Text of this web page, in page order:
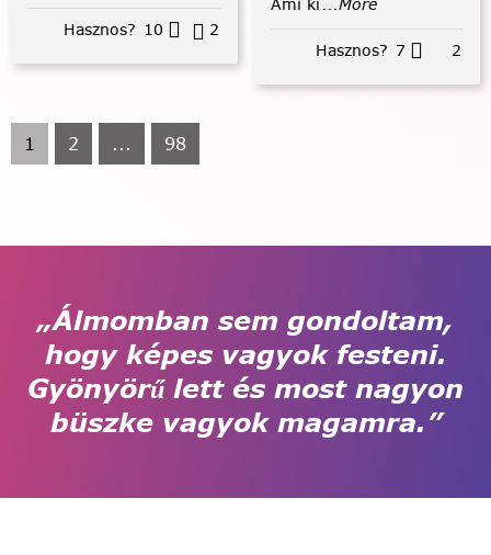
Hasznos? 10 2
Hasznos? 7 2
1 2 ... 98
„Álmomban sem gondoltam,
hogy képes vagyok festeni.
Gyönyörű lett és most nagyon
büszke vagyok magamra.”